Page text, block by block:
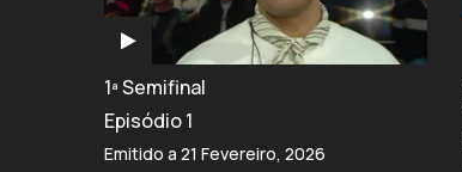
1ª Semifinal
Episódio 1
Emitido a 21 Fevereiro, 2026